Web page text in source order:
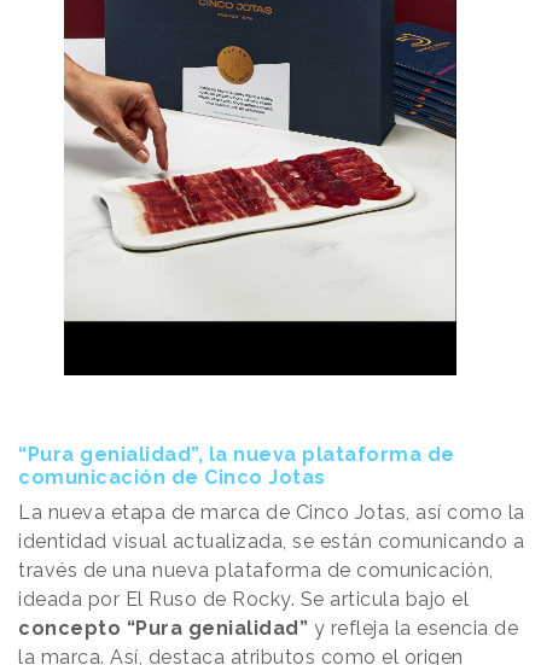
“Pura genialidad”, la nueva plataforma de
comunicación de Cinco Jotas
La nueva etapa de marca de Cinco Jotas, así como la
identidad visual actualizada, se están comunicando a
través de una nueva plataforma de comunicación,
ideada por El Ruso de Rocky. Se articula bajo el
concepto “Pura genialidad” y refleja la esencia de
la marca. Así, destaca atributos como el origen